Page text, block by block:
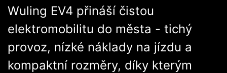
Wuling EV4 přináší čistou
elektromobilitu do města - tichý
provoz, nízké náklady na jízdu a
kompaktní rozměry, díky kterým